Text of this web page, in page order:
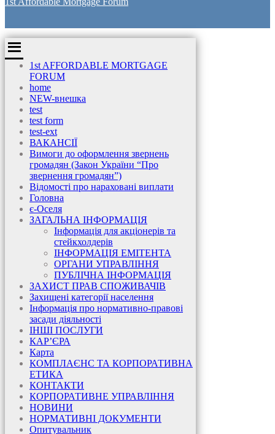
1st AFFORDABLE MORTGAGE
FORUM
home
NEW-внешка
test
test form
test-ext
ВАКАНСІЇ
Вимоги до оформлення звернень
громадян (Закон України “Про
звернення громадян”)
Відомості про нараховані виплати
Головна
є-Оселя
ЗАГАЛЬНА ІНФОРМАЦІЯ
Інформація для акціонерів та
стейкхолдерів
ІНФОРМАЦІЯ ЕМІТЕНТА
ОРГАНИ УПРАВЛІННЯ
ПУБЛІЧНА ІНФОРМАЦІЯ
ЗАХИСТ ПРАВ СПОЖИВАЧІВ
Захищені категорії населення
Інформація про нормативно-правові
засади діяльності
ІНШІ ПОСЛУГИ
КАР’ЄРА
Карта
КОМПЛАЄНС ТА КОРПОРАТИВНА
ЕТИКА
КОНТАКТИ
КОРПОРАТИВНЕ УПРАВЛІННЯ
НОВИНИ
НОРМАТИВНІ ДОКУМЕНТИ
Опитувальник